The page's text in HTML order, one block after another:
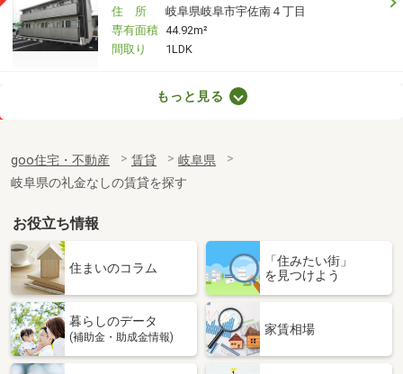
住 所
岐阜県岐阜市宇佐南４丁目
専有面積 44.92m²
間取り
1LDK
専有面積
26.49m²
間取り
1K
岐阜県岐阜市南鶉７
価 格
4.10万円
岐阜県岐阜市南鶉７
専有面積 26.49m²
間取り
岐阜県岐阜市南鶉７
もっと見る
goo住宅・不動産 賃貸
岐阜県
岐阜県の礼金なしの賃貸を探す
お役立ち情報
住まいのコラム
「住みたい街」
を見つけよう
暮らしのデータ
(補助金・助成金情報)
家賃相場